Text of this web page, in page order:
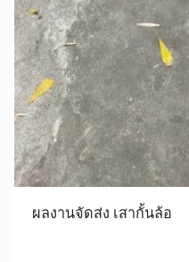
ผลงานจัดส่ง เสากั้นล้อ